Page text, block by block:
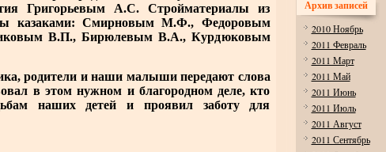
Григорьевым А.С. Стройматериалы из
казаками: Смирновым М.Ф., Федоровым
В.П., Бирюлевым В.А., Курдюковым
родители и наши малыши передают слова
в этом нужном и благородном деле, кто
наших детей и проявил заботу для
Архив записей
2010 Ноябрь
2011 Февраль
2011 Март
2011 Май
2011 Июнь
2011 Июль
2011 Август
2011 Сентябрь